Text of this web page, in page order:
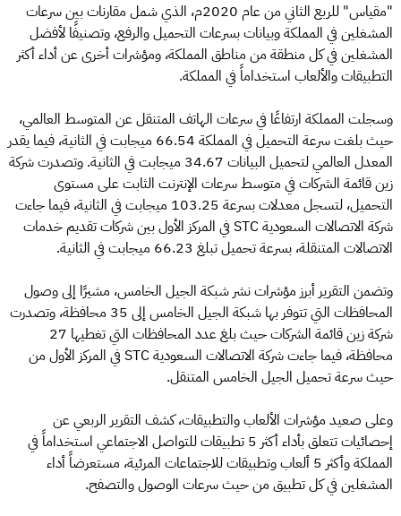
"مقياس" للربع الثاني من عام 2020م، الذي شمل مقارنات بين سرعات
المشغلين في المملكة وبيانات بسرعات التحميل والرفع، وتصنيفًا لأفضل
المشغلين في كل منطقة من مناطق المملكة، ومؤشرات أخرى عن أداء أكثر
التطبيقات والألعاب استخداماً في المملكة.
وسجلت المملكة ارتفاعًا في سرعات الهاتف المتنقل عن المتوسط العالمي،
حيث بلغت سرعة التحميل في المملكة 66.54 ميجابت في الثانية، فيما يقدر
المعدل العالمي لتحميل البيانات 34.67 ميجابت في الثانية. وتصدرت شركة
زين قائمة الشركات في متوسط سرعات الإنترنت الثابت على مستوى
التحميل، لتسجل معدلات بسرعة 103.25 ميجابت في الثانية، فيما جاءت
شركة الاتصالات السعودية STC في المركز الأول بين شركات تقديم خدمات
الاتصالات المتنقلة، بسرعة تحميل تبلغ 66.23 ميجابت في الثانية.
وتضمن التقرير أبرز مؤشرات نشر شبكة الجيل الخامس، مشيرًا إلى وصول
المحافظات التي تتوفر بها شبكة الجيل الخامس إلى 35 محافظة، وتصدرت
شركة زين قائمة الشركات حيث بلغ عدد المحافظات التي تغطيها 27
محافظة، فيما جاءت شركة الاتصالات السعودية STC في المركز الأول من
حيث سرعة تحميل الجيل الخامس المتنقل.
وعلى صعيد مؤشرات الألعاب والتطبيقات، كشف التقرير الربعي عن
إحصائيات تتعلق بأداء أكثر 5 تطبيقات للتواصل الاجتماعي استخداماً في
المملكة وأكثر 5 ألعاب وتطبيقات للاجتماعات المرئية، مستعرضاً أداء
المشغلين في كل تطبيق من حيث سرعات الوصول والتصفح.